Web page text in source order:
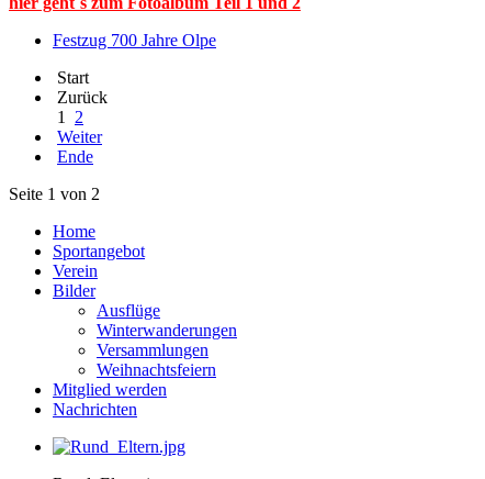
Festzug 700 Jahre Olpe
Start
Zurück
1
2
Weiter
Ende
Seite 1 von 2
Home
Sportangebot
Verein
Bilder
Ausflüge
Winterwanderungen
Versammlungen
Weihnachtsfeiern
Mitglied werden
Nachrichten